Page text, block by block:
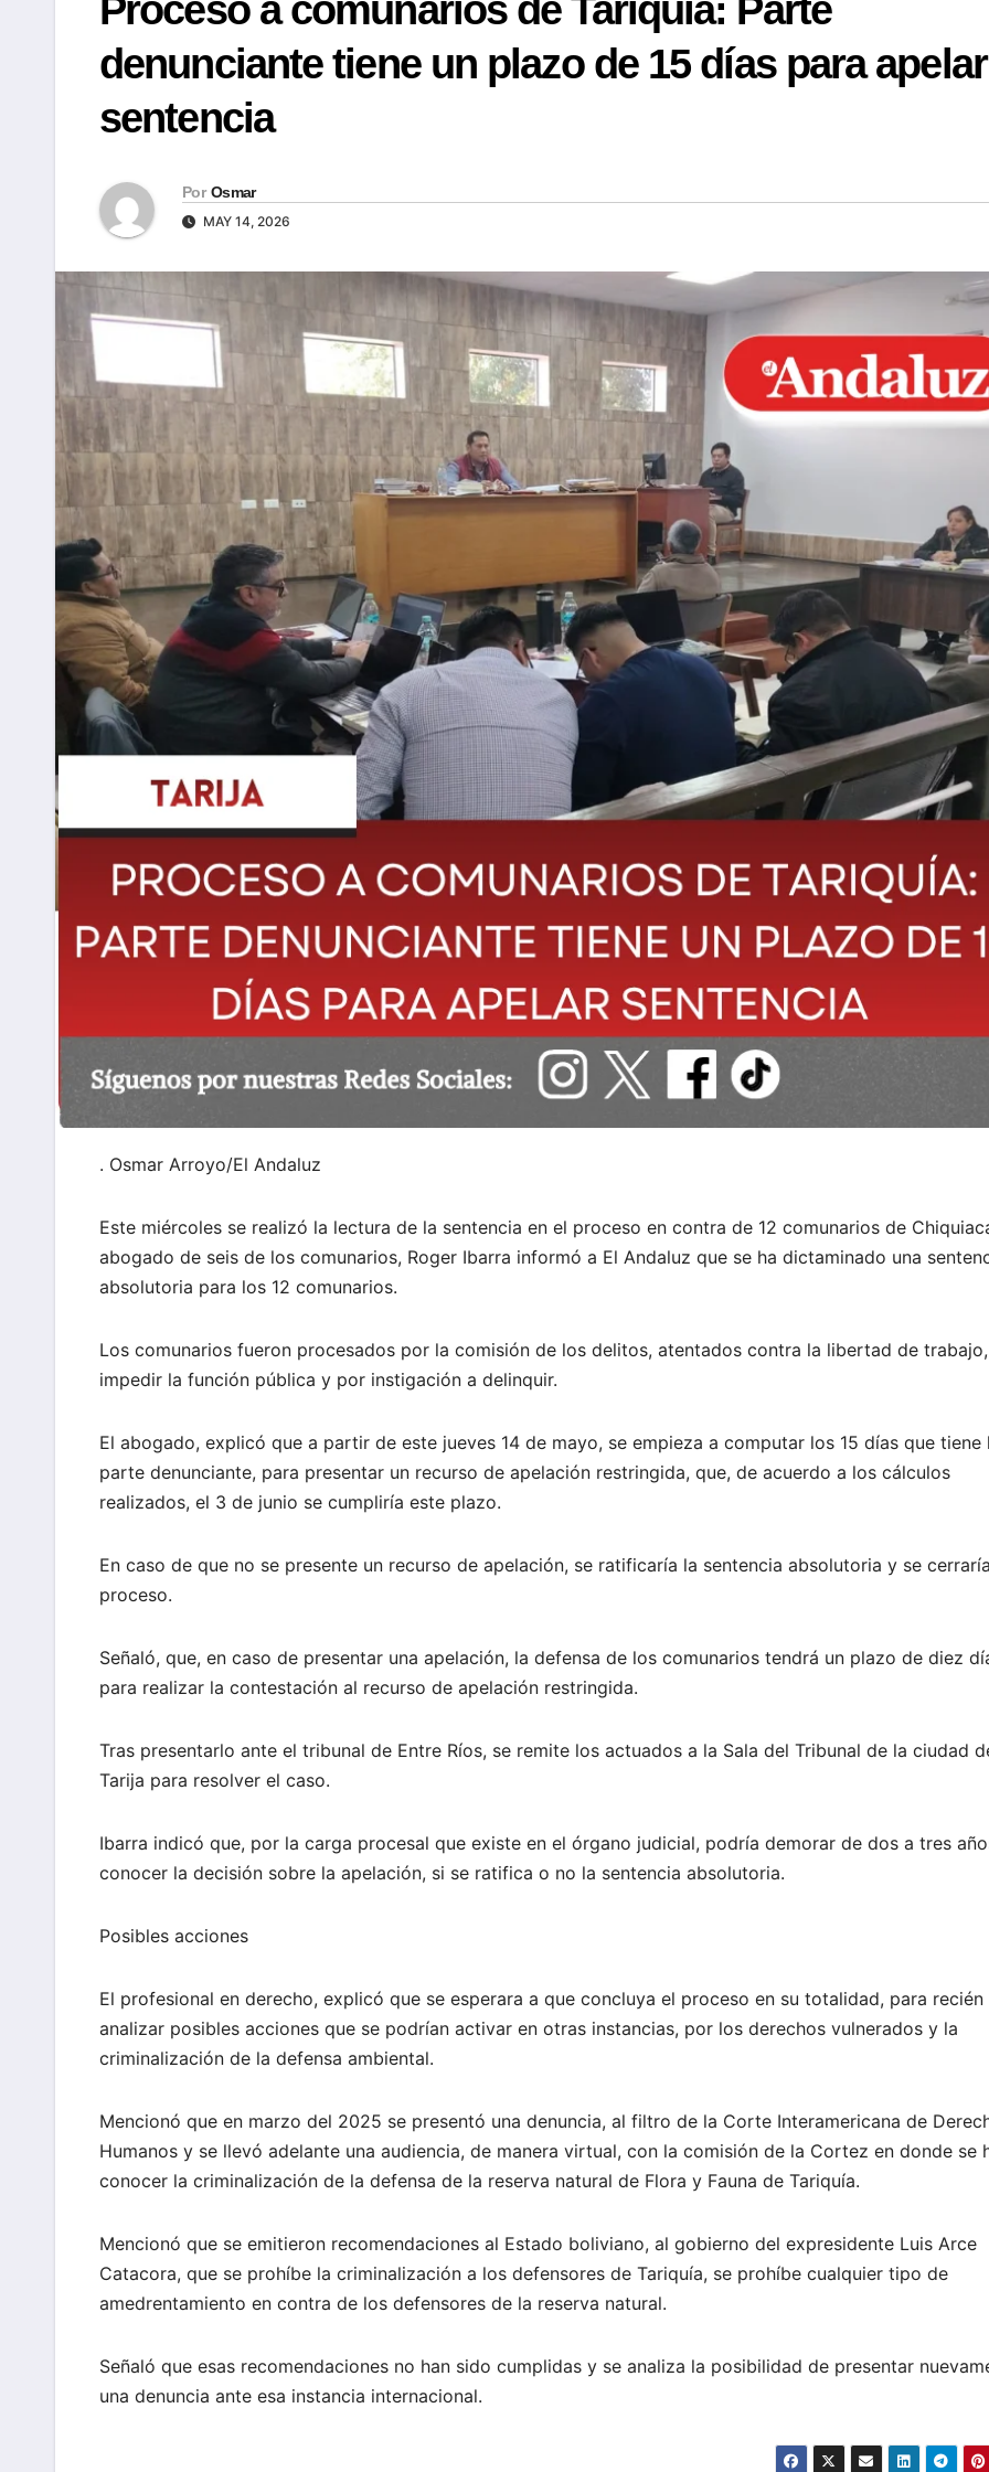
Proceso a comunarios de Tariquía: Parte
denunciante tiene un plazo de 15 días para apelar
sentencia
Por Osmar
MAY 14, 2026
. Osmar Arroyo/El Andaluz
Este miércoles se realizó la lectura de la sentencia en el proceso en contra de 12 comunarios de
abogado de seis de los comunarios, Roger Ibarra informó a El Andaluz que se ha dictaminado una
absolutoria para los 12 comunarios.
Los comunarios fueron procesados por la comisión de los delitos, atentados contra la libertad de trabajo,
impedir la función pública y por instigación a delinquir.
El abogado, explicó que a partir de este jueves 14 de mayo, se empieza a computar los 15 días que tiene
parte denunciante, para presentar un recurso de apelación restringida, que, de acuerdo a los cálculos
realizados, el 3 de junio se cumpliría este plazo.
En caso de que no se presente un recurso de apelación, se ratificaría la sentencia absolutoria y se
proceso.
Señaló, que, en caso de presentar una apelación, la defensa de los comunarios tendrá un plazo de diez
para realizar la contestación al recurso de apelación restringida.
Tras presentarlo ante el tribunal de Entre Ríos, se remite los actuados a la Sala del Tribunal de la ciudad
Tarija para resolver el caso.
Ibarra indicó que, por la carga procesal que existe en el órgano judicial, podría demorar de dos a tres
conocer la decisión sobre la apelación, si se ratifica o no la sentencia absolutoria.
Posibles acciones
El profesional en derecho, explicó que se esperara a que concluya el proceso en su totalidad, para recién
analizar posibles acciones que se podrían activar en otras instancias, por los derechos vulnerados y la
criminalización de la defensa ambiental.
Mencionó que en marzo del 2025 se presentó una denuncia, al filtro de la Corte Interamericana de
Humanos y se llevó adelante una audiencia, de manera virtual, con la comisión de la Cortez en donde se
conocer la criminalización de la defensa de la reserva natural de Flora y Fauna de Tariquía.
Mencionó que se emitieron recomendaciones al Estado boliviano, al gobierno del expresidente Luis Arce
Catacora, que se prohíbe la criminalización a los defensores de Tariquía, se prohíbe cualquier tipo de
amedrentamiento en contra de los defensores de la reserva natural.
Señaló que esas recomendaciones no han sido cumplidas y se analiza la posibilidad de presentar
una denuncia ante esa instancia internacional.